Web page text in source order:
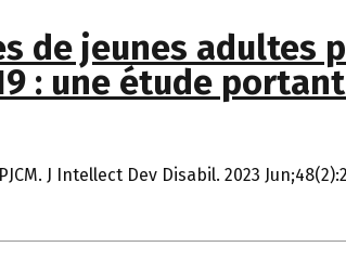
de jeunes
: une étude
J Intellect Dev Disabil. 2023